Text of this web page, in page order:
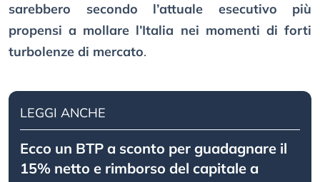
sarebbero secondo l’attuale esecutivo più
propensi a mollare l’Italia nei momenti di forti
turbolenze di mercato.
LEGGI ANCHE
Ecco un BTP a sconto per guadagnare il
15% netto e rimborso del capitale a